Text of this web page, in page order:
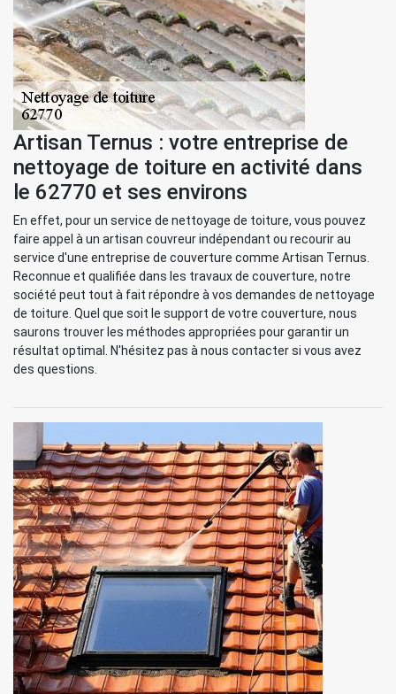
Artisan Ternus : votre entreprise de
nettoyage de toiture en activité dans
le 62770 et ses environs
En effet, pour un service de nettoyage de toiture, vous pouvez
faire appel à un artisan couvreur indépendant ou recourir au
service d'une entreprise de couverture comme Artisan Ternus.
Reconnue et qualifiée dans les travaux de couverture, notre
société peut tout à fait répondre à vos demandes de nettoyage
de toiture. Quel que soit le support de votre couverture, nous
saurons trouver les méthodes appropriées pour garantir un
résultat optimal. N'hésitez pas à nous contacter si vous avez
des questions.